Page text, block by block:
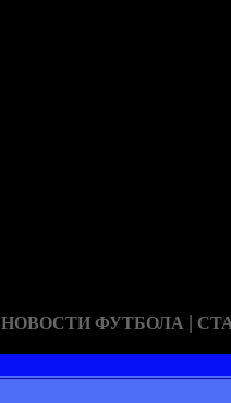
НОВОСТИ ФУТБОЛА |